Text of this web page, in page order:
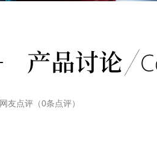
网友点评（0条点评）